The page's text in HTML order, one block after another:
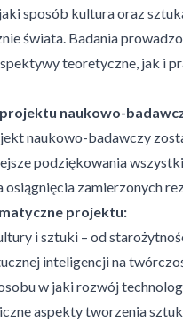
sposób kultura oraz
świata. Badania
teoretyczne, jak i
naukowo-
naukowo-badawczy
podziękowania
osiągnięcia zamierzonych
projektu:
i sztuki – od
inteligencji na
w jaki rozwój
aspekty tworzenia